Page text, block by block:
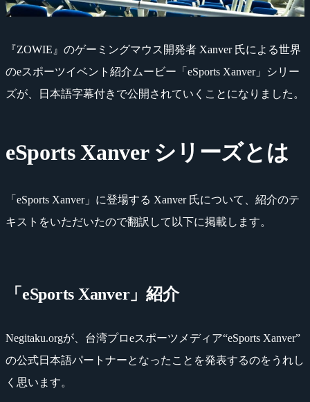
『ZOWIE』のゲーミングマウス開発者 Xanver 氏による世界
のeスポーツイベント紹介ムービー「eSports Xanver」シリー
ズが、日本語字幕付きで公開されていくことになりました。
eSports Xanver シリーズとは
「eSports Xanver」に登場する Xanver 氏について、紹介のテ
キストをいただいたので翻訳して以下に掲載します。
「eSports Xanver」紹介
Negitaku.orgが、台湾プロeスポーツメディア“eSports Xanver”
の公式日本語パートナーとなったことを発表するのをうれし
く思います。